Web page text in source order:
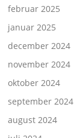
februar 2025
januar 2025
december 2024
november 2024
oktober 2024
september 2024
august 2024